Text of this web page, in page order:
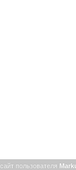
пользователя